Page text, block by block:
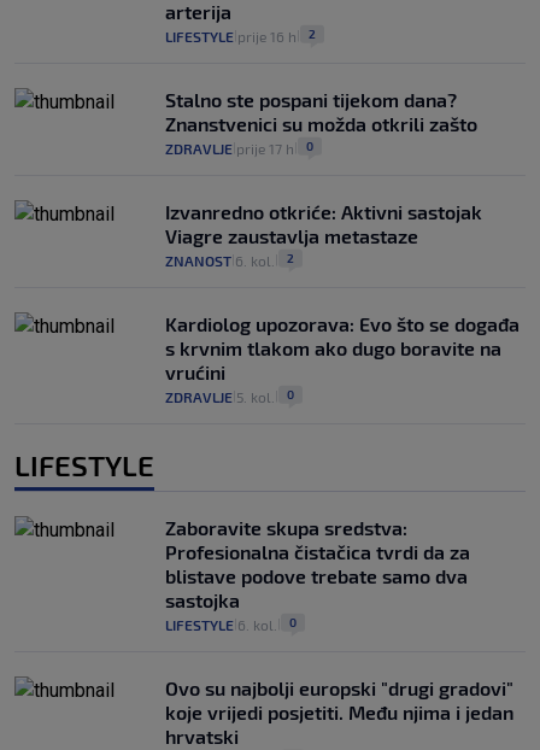
arterija
LIFESTYLE prije 16 h 2
Stalno ste pospani tijekom dana?
Znanstvenici su možda otkrili zašto
ZDRAVLJE prije 17 h 0
Izvanredno otkriće: Aktivni sastojak
Viagre zaustavlja metastaze
ZNANOST 6. kol. 2
Kardiolog upozorava: Evo što se događa
s krvnim tlakom ako dugo boravite na
vrućini
ZDRAVLJE 5. kol. 0
LIFESTYLE
Zaboravite skupa sredstva:
Profesionalna čistačica tvrdi da za
blistave podove trebate samo dva
sastojka
LIFESTYLE 6. kol. 0
Ovo su najbolji europski "drugi gradovi"
koje vrijedi posjetiti. Među njima i jedan
hrvatski